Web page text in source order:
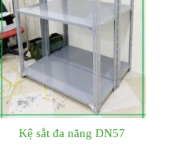
Kệ sắt đa năng DN57